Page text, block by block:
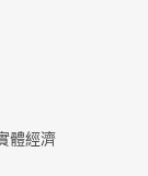
體經濟